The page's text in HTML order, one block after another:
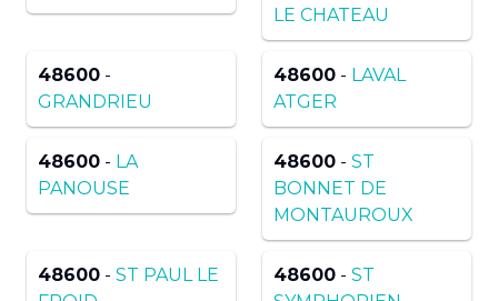
LE CHATEAU
48600 -
GRANDRIEU
48600 - LAVAL
ATGER
48600 - LA
PANOUSE
48600 - ST
BONNET DE
MONTAUROUX
48600 - ST PAUL LE
48600 - ST